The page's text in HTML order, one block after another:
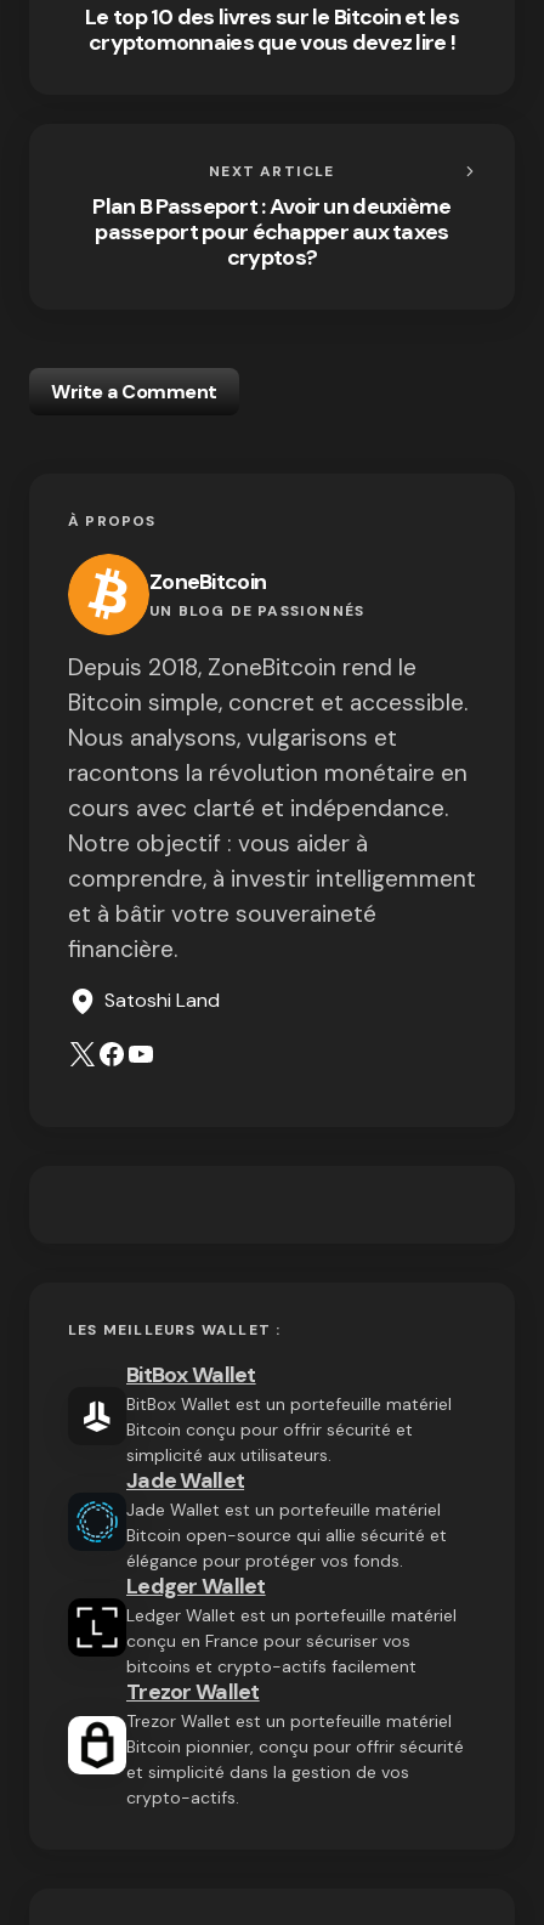
Le top 10 des livres sur le Bitcoin et les
cryptomonnaies que vous devez lire !
NEXT ARTICLE
Plan B Passeport : Avoir un deuxième
passeport pour échapper aux taxes
cryptos?
Write a Comment
À PROPOS
ZoneBitcoin
UN BLOG DE PASSIONNÉS
Depuis 2018, ZoneBitcoin rend le
Bitcoin simple, concret et accessible.
Nous analysons, vulgarisons et
racontons la révolution monétaire en
cours avec clarté et indépendance.
Notre objectif : vous aider à
comprendre, à investir intelligemment
et à bâtir votre souveraineté
financière.
Satoshi Land
LES MEILLEURS WALLET :
BitBox Wallet
BitBox Wallet est un portefeuille matériel
Bitcoin conçu pour offrir sécurité et
simplicité aux utilisateurs.
Jade Wallet
Jade Wallet est un portefeuille matériel
Bitcoin open-source qui allie sécurité et
élégance pour protéger vos fonds.
Ledger Wallet
Ledger Wallet est un portefeuille matériel
conçu en France pour sécuriser vos
bitcoins et crypto-actifs facilement
Trezor Wallet
Trezor Wallet est un portefeuille matériel
Bitcoin pionnier, conçu pour offrir sécurité
et simplicité dans la gestion de vos
crypto-actifs.